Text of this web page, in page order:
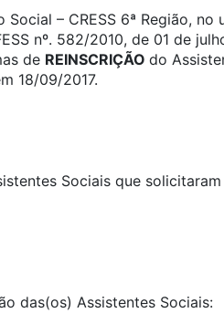
– CRESS 6ª Região,
nº. 582/2010, de 01 de
de REINSCRIÇÃO do
18/09/2017.
Sociais que solicitaram
das(os) Assistentes Sociais: